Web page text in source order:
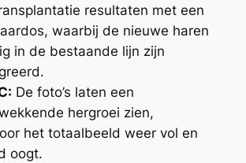
resultaten met een
waarbij de nieuwe haren
in de bestaande lijn zijn
De foto’s laten een
hergroei zien,
het totaalbeeld weer vol en
oogt.